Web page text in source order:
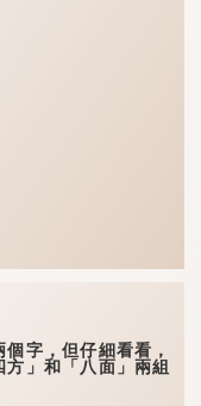
字，但仔細看看，
」和「八面」兩組